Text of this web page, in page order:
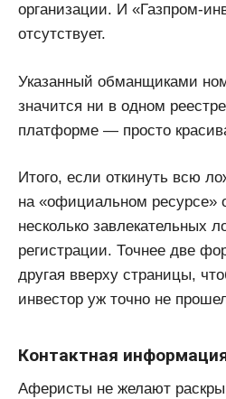
организации. И «Газпром-
отсутствует.
Указанный обманщиками
значится ни в одном
платформе — просто
Итого, если откинуть всю
на «официальном ресурсе»
несколько завлекательных
регистрации. Точнее две
другая вверху страницы,
инвестор уж точно не
Контактная
Аферисты не желают